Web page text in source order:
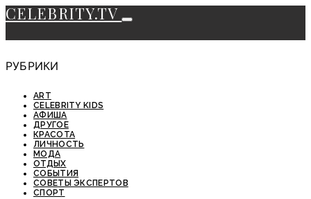
CELEBRITY.TV
РУБРИКИ
ART
CELEBRITY KIDS
АФИША
ДРУГОЕ
КРАСОТА
ЛИЧНОСТЬ
МОДА
ОТДЫХ
СОБЫТИЯ
СОВЕТЫ ЭКСПЕРТОВ
СПОРТ